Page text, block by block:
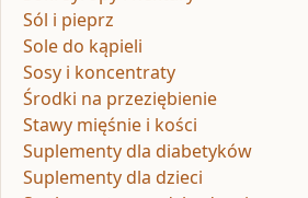
Sól i pieprz
Sole do kąpieli
Sosy i koncentraty
Środki na przeziębienie
Stawy mięśnie i kości
Suplementy dla diabetyków
Suplementy dla dzieci